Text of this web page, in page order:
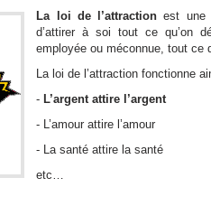
La loi de l’attraction est une
d’attirer à soi tout ce qu’on
employée ou méconnue, tout ce
La loi de l’attraction fonctionne
- L’argent attire l’argent
- L’amour attire l’amour
- La santé attire la santé
etc…